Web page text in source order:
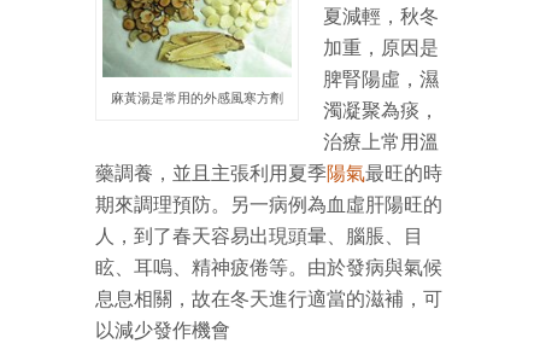
麻黃湯是常用的外感風寒方劑
夏減輕，秋冬
加重，原因是
脾腎陽虛，濕
濁凝聚為痰，
治療上常用溫
藥調養，並且主張利用夏季陽氣最旺的時
期來調理預防。另一病例為血虛肝陽旺的
人，到了春天容易出現頭暈、腦脹、目
眩、耳嗚、精神疲倦等。由於發病與氣候
息息相關，故在冬天進行適當的滋補，可
以減少發作機會